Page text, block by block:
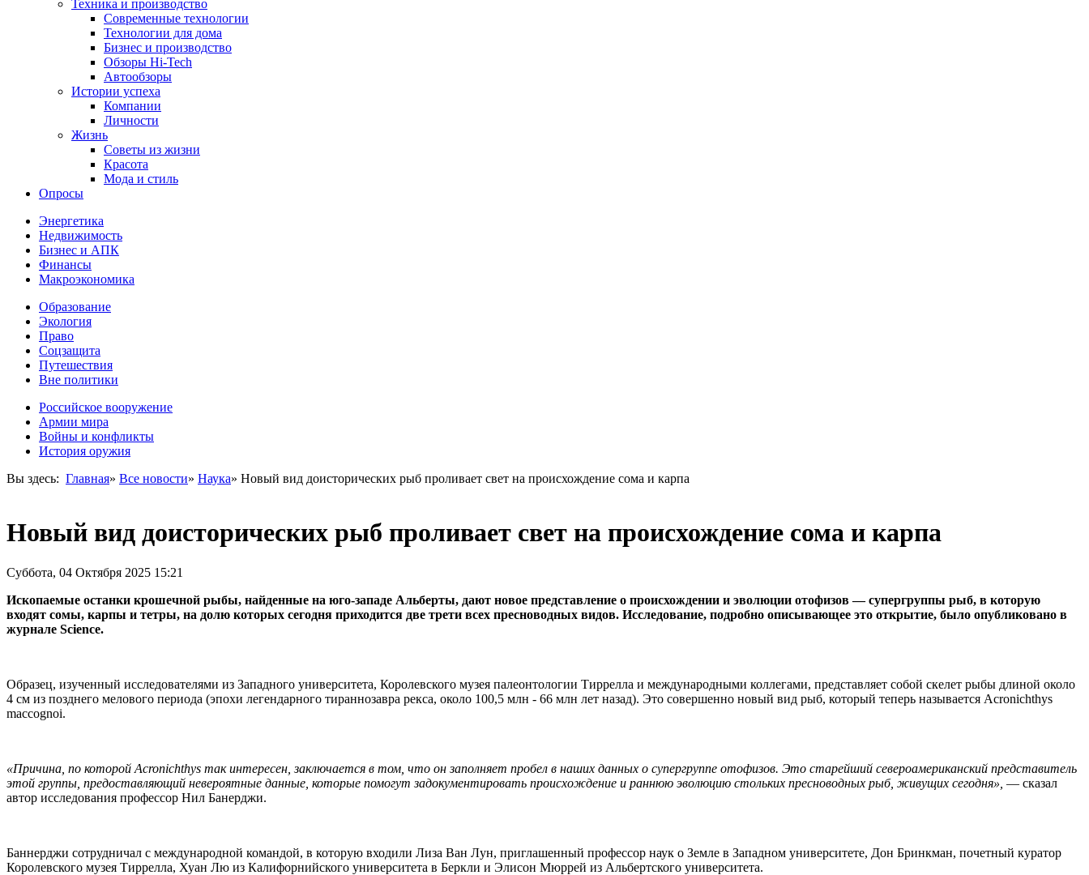
Техника и производство
Современные технологии
Технологии для дома
Бизнес и производство
Обзоры Hi-Tech
Автообзоры
Истории успеха
Компании
Личности
Жизнь
Советы из жизни
Красота
Мода и стиль
Опросы
Энергетика
Недвижимость
Бизнес и АПК
Финансы
Макроэкономика
Образование
Экология
Право
Соцзащита
Путешествия
Вне политики
Российское вооружение
Армии мира
Войны и конфликты
История оружия
Вы здесь: Главная» Все новости» Наука» Новый вид доисторических рыб проливает свет на происхождение сома и карпа
Новый вид доисторических рыб проливает свет на происхождение сома и карпа
Суббота, 04 Октября 2025 15:21
Ископаемые останки крошечной рыбы, найденные на юго-западе Альберты, дают новое представление о происхождении и эволюции отофизов — супергруппы рыб, в которую
входят сомы, карпы и тетры, на долю которых сегодня приходится две трети всех пресноводных видов. Исследование, подробно описывающее это открытие, было опубликовано в
журнале Science.
Образец, изученный исследователями из Западного университета, Королевского музея палеонтологии Тиррелла и международными коллегами, представляет собой скелет рыбы длиной около
4 см из позднего мелового периода (эпохи легендарного тираннозавра рекса, около 100,5 млн - 66 млн лет назад). Это совершенно новый вид рыб, который теперь называется Acronichthys
maccognoi.
«Причина, по которой Acronichthys так интересен, заключается в том, что он заполняет пробел в наших данных о супергруппе отофизов. Это старейший североамериканский представитель
этой группы, предоставляющий невероятные данные, которые помогут задокументировать происхождение и раннюю эволюцию стольких пресноводных рыб, живущих сегодня», — сказал
автор исследования профессор Нил Банерджи.
Баннерджи сотрудничал с международной командой, в которую входили Лиза Ван Лун, приглашенный профессор наук о Земле в Западном университете, Дон Бринкман, почетный куратор
Королевского музея Тиррелла, Хуан Лю из Калифорнийского университета в Беркли и Элисон Мюррей из Альбертского университета.